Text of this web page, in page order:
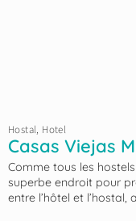
Hostal, Hotel
Casas Viejas
Comme tous les
superbe endroit pour
entre l’hôtel et